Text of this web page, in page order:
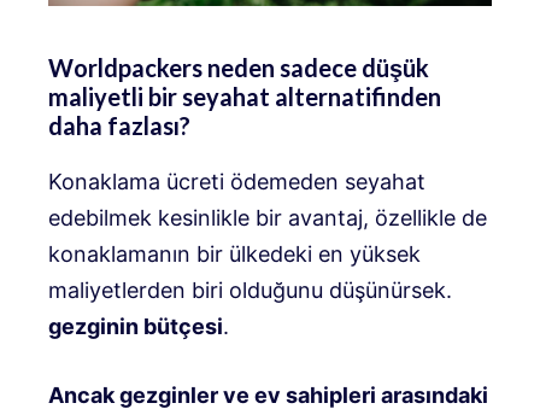
Worldpackers neden sadece düşük
maliyetli bir seyahat alternatifinden
daha fazlası?
Konaklama ücreti ödemeden seyahat
edebilmek kesinlikle bir avantaj, özellikle de
konaklamanın bir ülkedeki en yüksek
maliyetlerden biri olduğunu düşünürsek.
gezginin bütçesi.
Ancak gezginler ve ev sahipleri arasındaki